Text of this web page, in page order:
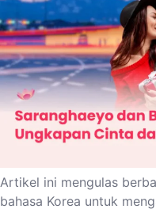
Artikel ini mengulas
bahasa Korea untuk